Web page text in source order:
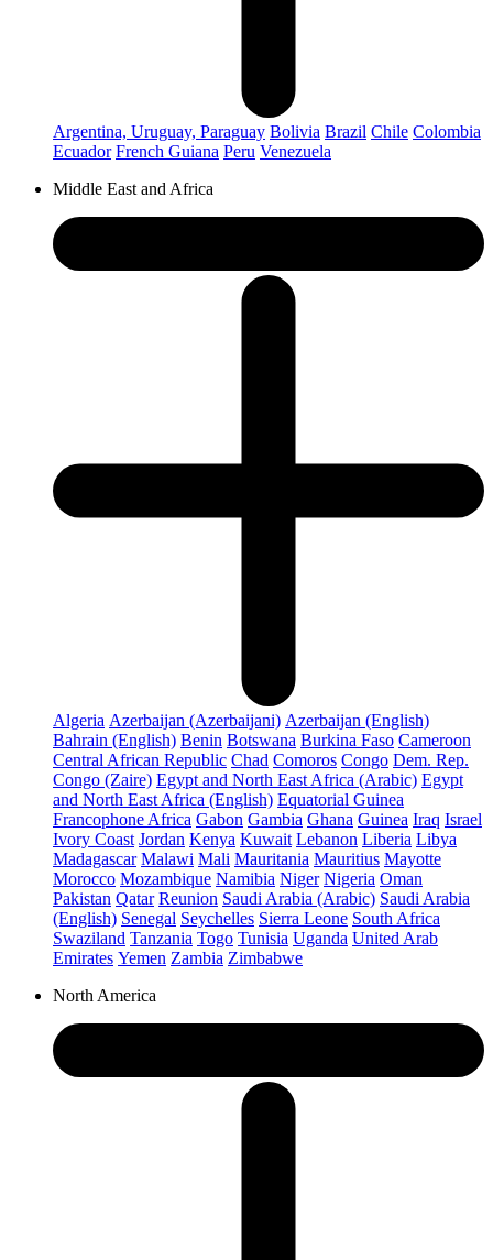
Argentina, Uruguay, Paraguay Bolivia Brazil Chile Colombia
Ecuador French Guiana Peru Venezuela
Middle East and Africa
Algeria Azerbaijan (Azerbaijani) Azerbaijan (English)
Bahrain (English) Benin Botswana Burkina Faso Cameroon
Central African Republic Chad Comoros Congo Dem. Rep.
Congo (Zaire) Egypt and North East Africa (Arabic) Egypt
and North East Africa (English) Equatorial Guinea
Francophone Africa Gabon Gambia Ghana Guinea Iraq Israel
Ivory Coast Jordan Kenya Kuwait Lebanon Liberia Libya
Madagascar Malawi Mali Mauritania Mauritius Mayotte
Morocco Mozambique Namibia Niger Nigeria Oman
Pakistan Qatar Reunion Saudi Arabia (Arabic) Saudi Arabia
(English) Senegal Seychelles Sierra Leone South Africa
Swaziland Tanzania Togo Tunisia Uganda United Arab
Emirates Yemen Zambia Zimbabwe
North America